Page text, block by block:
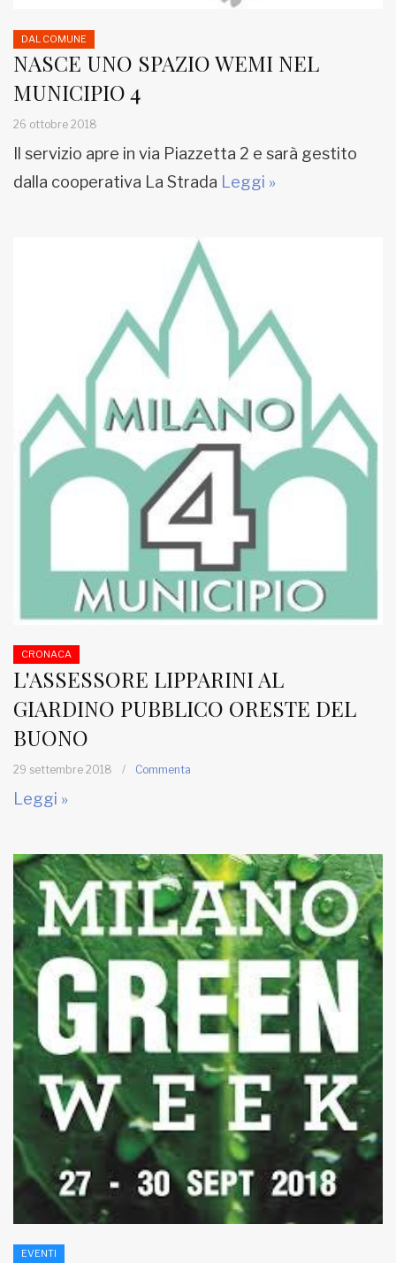
DAL COMUNE
NASCE UNO SPAZIO WEMI NEL
MUNICIPIO 4
26 ottobre 2018
Il servizio apre in via Piazzetta 2 e sarà gestito
dalla cooperativa La Strada Leggi »
CRONACA
L'ASSESSORE LIPPARINI AL
GIARDINO PUBBLICO ORESTE DEL
BUONO
29 settembre 2018 / Commenta
Leggi »
EVENTI